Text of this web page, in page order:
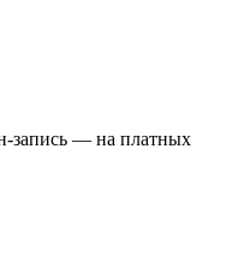
запись — на платных